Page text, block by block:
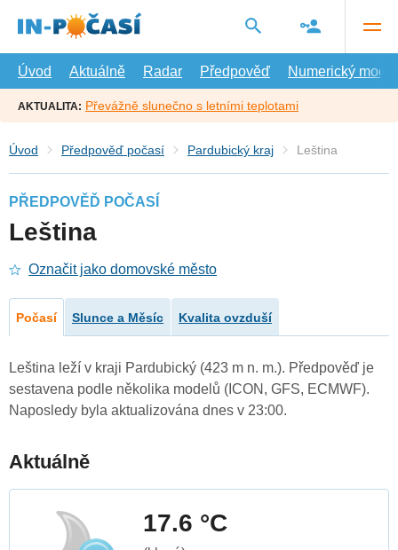
hlavní
Úvod
Aktuálně Radar Předpověď Numerický model
AKTUALITA: Převážně slunečno s letními teplotami
Úvod Předpověď počasí Pardubický kraj Leština
PŘEDPOVĚĎ POČASÍ
Leština
Označit jako domovské město
Počasí Slunce a Měsíc Kvalita ovzduší
Leština leží v kraji Pardubický (423 m n. m.). Předpověď je
sestavena podle několika modelů (ICON, GFS, ECMWF).
Naposledy byla aktualizována dnes v 23:00.
Aktuálně
17.6 °C